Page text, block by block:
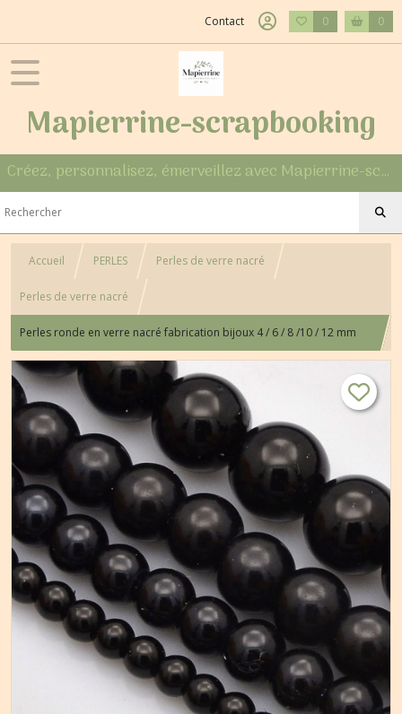
Contact 0 0
Mapierrine-scrapbooking
Créez, personnalisez, émerveillez avec Mapierrine-scrapbooking
Accueil PERLES Perles de verre nacré
Perles de verre nacré
Perles ronde en verre nacré fabrication bijoux 4 / 6 / 8 /10 / 12 mm
NOIR